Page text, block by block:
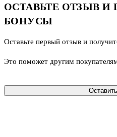
ОСТАВЬТЕ ОТЗЫВ И
БОНУСЫ
Оставьте первый отзыв и
Это поможет другим